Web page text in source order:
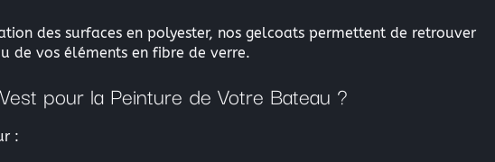
des surfaces en polyester, nos gelcoats permettent de retrouver
de vos éléments en fibre de verre.
pour la Peinture de Votre Bateau ?
: